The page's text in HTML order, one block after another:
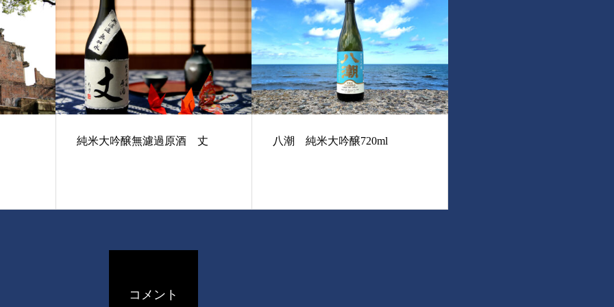
純米大吟醸無濾過原酒 丈 八潮 純米大吟醸720ml
コメント